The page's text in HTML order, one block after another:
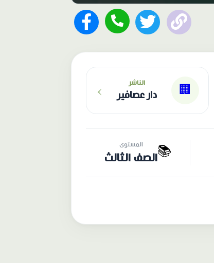
🏢
الناشر
دار عصافير ›
📚 المستوى
الصف الثالث